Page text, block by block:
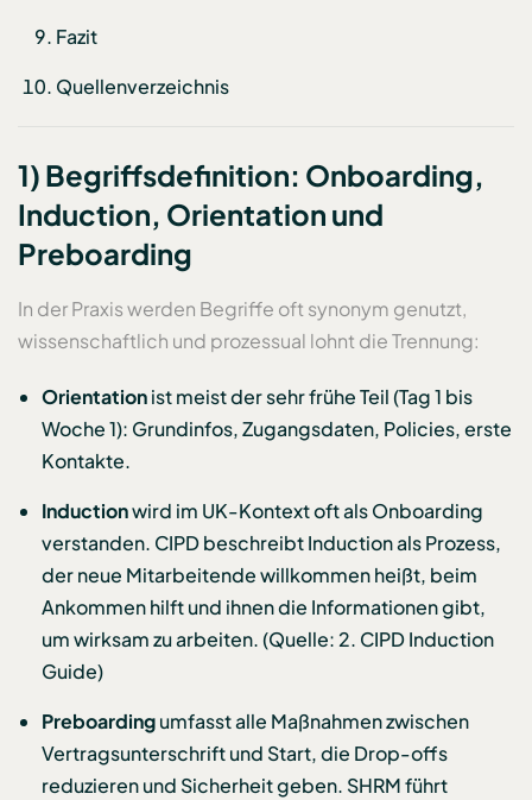
Fazit
Quellenverzeichnis
1) Begriffsdefinition: Onboarding,
Induction, Orientation und
Preboarding
In der Praxis werden Begriffe oft synonym genutzt,
wissenschaftlich und prozessual lohnt die Trennung:
Orientationist meist der sehr frühe Teil (Tag 1 bis
Woche 1): Grundinfos, Zugangsdaten, Policies, erste
Kontakte.
Inductionwird im UK-Kontext oft als Onboarding
verstanden. CIPD beschreibt Induction als Prozess,
der neue Mitarbeitende willkommen heißt, beim
Ankommen hilft und ihnen die Informationen gibt,
um wirksam zu arbeiten. (Quelle: 2. CIPD Induction
Guide)
Preboardingumfasst alle Maßnahmen zwischen
Vertragsunterschrift und Start, die Drop-offs
reduzieren und Sicherheit geben. SHRM führt